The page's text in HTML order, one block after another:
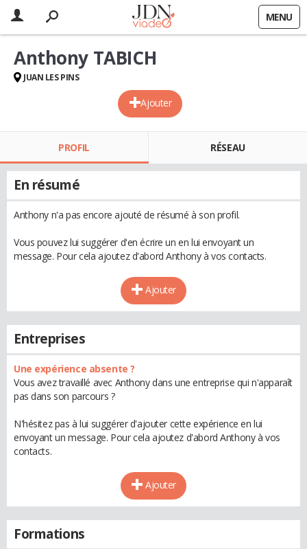
MENU
Ajouter
Anthony TABICH
JUAN LES PINS
PROFIL RÉSEAU
En résumé
Anthony n'a pas encore ajouté de résumé à son profil.
Vous pouvez lui suggérer d'en écrire un en lui envoyant un
message. Pour cela ajoutez d'abord Anthony à vos contacts.
Ajouter
Entreprises
Une expérience absente ?
Vous avez travaillé avec Anthony dans une entreprise qui n'apparaît
pas dans son parcours ?
N'hésitez pas à lui suggérer d'ajouter cette expérience en lui
envoyant un message. Pour cela ajoutez d'abord Anthony à vos
contacts.
Ajouter
Formations